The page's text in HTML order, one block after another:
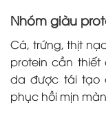
Nhóm giàu
Cá, trứng, thịt
protein cần
da được tái tạo
phục hồi mịn